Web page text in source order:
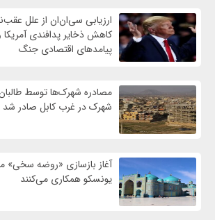
ارزیابی سی‌ان‌ان از علل
کاهش ذخایر پدافندی
پیامدهای اقتصادی جنگ
مصادره شهرک‌ها توسط
شهرک در غرب کابل صادر شد
آغاز بازسازی «روضه سخی»
یونسکو همکاری می‌کنند